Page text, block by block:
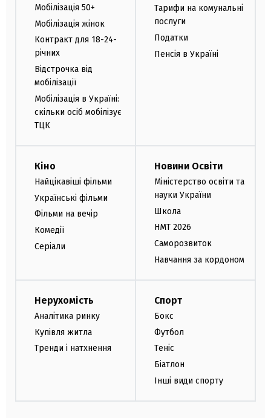
Мобілізація 50+
Мобілізація жінок
Контракт для 18-24-
річних
Відстрочка від
мобілізації
Мобілізація в Україні:
скільки осіб мобілізує
ТЦК
Тарифи на комунальні
послуги
Податки
Пенсія в Україні
Кіно
Найцікавіші фільми
Українські фільми
Фільми на вечір
Комедії
Серіали
Новини Освіти
Міністерство освіти та
науки України
Школа
НМТ 2026
Саморозвиток
Навчання за кордоном
Нерухомість
Аналітика ринку
Купівля житла
Тренди і натхнення
Спорт
Бокс
Футбол
Теніс
Біатлон
Інші види спорту